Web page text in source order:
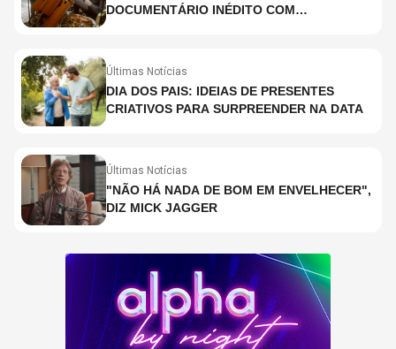
DOCUMENTÁRIO INÉDITO COM
Últimas Notícias
DIA DOS PAIS: IDEIAS DE PRESENTES
CRIATIVOS PARA SURPREENDER NA DATA
Últimas Notícias
"NÃO HÁ NADA DE BOM EM ENVELHECER",
DIZ MICK JAGGER